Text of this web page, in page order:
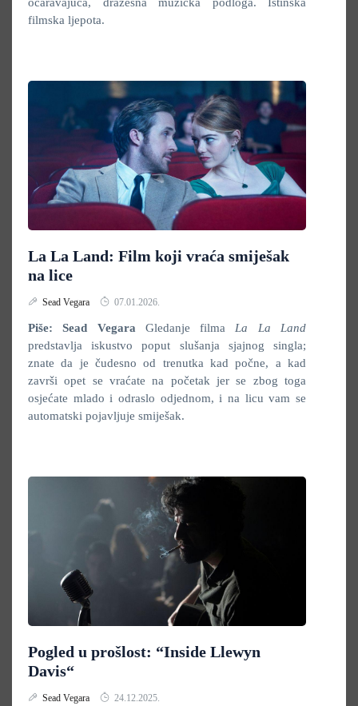
filmska ljepota.
La La Land: Film koji vraća smiješak
na lice
Sead Vegara 07.01.2026.
Piše: Sead Vegara Gledanje filma La La Land
predstavlja iskustvo poput slušanja sjajnog singla;
znate da je čudesno od trenutka kad počne, a kad
završi opet se vraćate na početak jer se zbog toga
osjećate mlado i odraslo odjednom, i na licu vam se
automatski pojavljuje smiješak.
Pogled u prošlost: “Inside Llewyn
Davis“
Sead Vegara 24.12.2025.